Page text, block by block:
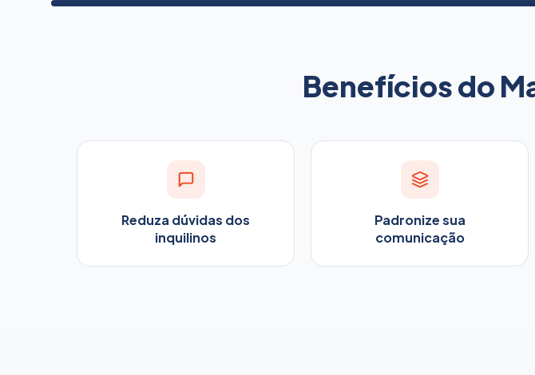
Benefícios do
Reduza dúvidas dos
inquilinos
Padronize sua
comunicação